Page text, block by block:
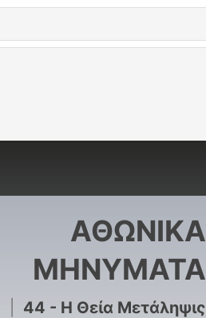
ΑΘΩΝΙΚΑ
ΜΗΝΥΜΑΤΑ
44 - Η Θεία Μετάληψις